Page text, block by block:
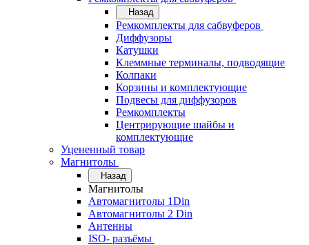
Назад
Ремкомплекты для сабвуферов
Диффузоры
Катушки
Клеммные терминалы, подводящие
Колпаки
Корзины и комплектующие
Подвесы для диффузоров
Ремкомплекты
Центрирующие шайбы и
комплектующие
Уцененный товар
Магнитолы
Назад
Магнитолы
Автомагнитолы 1Din
Автомагнитолы 2 Din
Антенны
ISO- разъёмы